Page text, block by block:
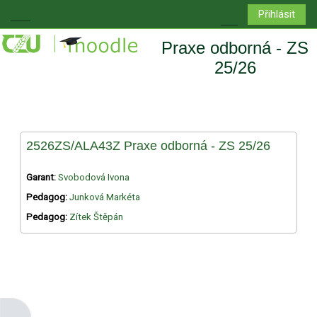
Boční panel
Přepnout
Přihlásit
Praxe odborná - ZS
25/26
2526ZS/ALA43Z Praxe odborná - ZS 25/26
Garant: Svobodová Ivona
Pedagog: Junková Markéta
Pedagog: Zítek Štěpán